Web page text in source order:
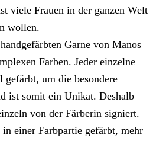
viele Frauen in der ganzen Welt
wollen.
Garne von Manos
Farben. Jeder einzelne
um die besondere
ist somit ein Unikat. Deshalb
von der Färberin signiert.
einer Farbpartie gefärbt, mehr